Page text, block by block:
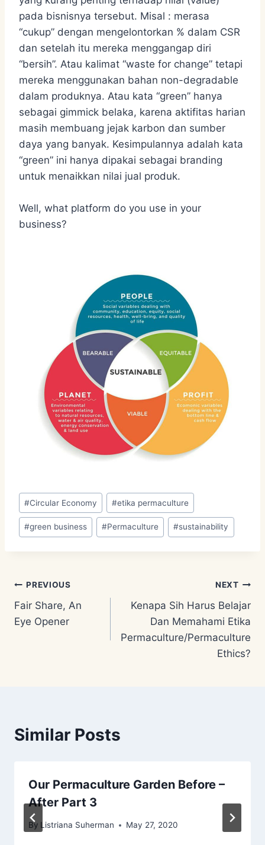
pada bisnisnya tersebut. Misal : merasa
“cukup” dengan mengelontorkan % dalam CSR
dan setelah itu mereka menggangap diri
“bersih”. Atau kalimat “waste for change” tetapi
mereka menggunakan bahan non-degradable
dalam produknya. Atau kata “green” hanya
sebagai gimmick belaka, karena aktifitas harian
masih membuang jejak karbon dan sumber
daya yang banyak. Kesimpulannya adalah kata
“green” ini hanya dipakai sebagai branding
untuk menaikkan nilai jual produk.
Well, what platform do you use in your
business?
Post
Tags:
#Circular Economy #etika permaculture
#green business #Permaculture #sustainability
Post
navigation
PREVIOUS
Fair Share, An
Eye Opener
NEXT
Kenapa Sih Harus Belajar
Dan Memahami Etika
Permaculture/Permaculture
Ethics?
Similar Posts
Our Permaculture Garden Before –
After Part 3
By Listriana Suherman May 27, 2020